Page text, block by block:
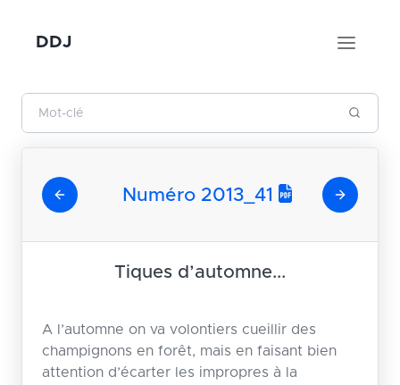
DDJ
Numéro 2013_41
Tiques d’automne...
A l’automne on va volontiers cueillir des
champignons en forêt, mais en faisant bien
attention d’écarter les impropres à la